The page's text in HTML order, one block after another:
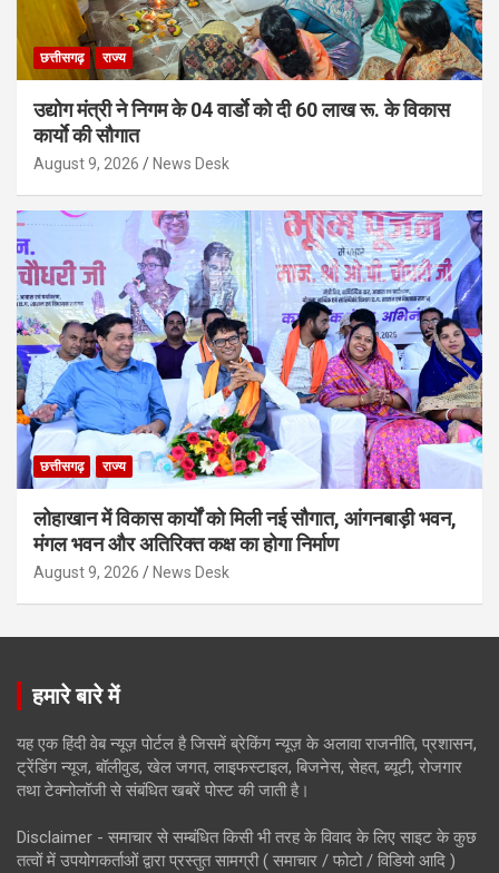
छत्तीसगढ़ राज्य
उद्योग मंत्री ने निगम के 04 वार्डाे को दी 60 लाख रू. के विकास
कार्याे की सौगात
August 9, 2026 News Desk
छत्तीसगढ़ राज्य
लोहाखान में विकास कार्यों को मिली नई सौगात, आंगनबाड़ी भवन,
मंगल भवन और अतिरिक्त कक्ष का होगा निर्माण
August 9, 2026 News Desk
हमारे बारे में
यह एक हिंदी वेब न्यूज़ पोर्टल है जिसमें ब्रेकिंग न्यूज़ के अलावा राजनीति, प्रशासन,
ट्रेंडिंग न्यूज, बॉलीवुड, खेल जगत, लाइफस्टाइल, बिजनेस, सेहत, ब्यूटी, रोजगार
तथा टेक्नोलॉजी से संबंधित खबरें पोस्ट की जाती है।
Disclaimer - समाचार से सम्बंधित किसी भी तरह के विवाद के लिए साइट के कुछ
तत्वों में उपयोगकर्ताओं द्वारा प्रस्तुत सामग्री ( समाचार / फोटो / विडियो आदि )